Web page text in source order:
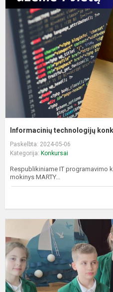
Informacinių technologijų
Paskelbta: 2024-05-06
Kategorija: Konkursai
Respublikiniame IT programavimo
mokinys MARTY...